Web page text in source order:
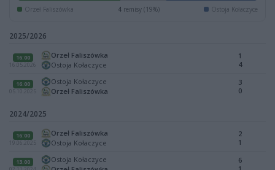
Orzeł Faliszówka 4 remisy (19%) Ostoja Kołaczyce
2025/2026
16:00
16.05.2026
Orzeł Faliszówka
Ostoja Kołaczyce
1
4
16:00
05.10.2025
Ostoja Kołaczyce
Orzeł Faliszówka
3
0
2024/2025
16:00
19.06.2025
Orzeł Faliszówka
Ostoja Kołaczyce
2
1
13:00
Ostoja Kołaczyce
6